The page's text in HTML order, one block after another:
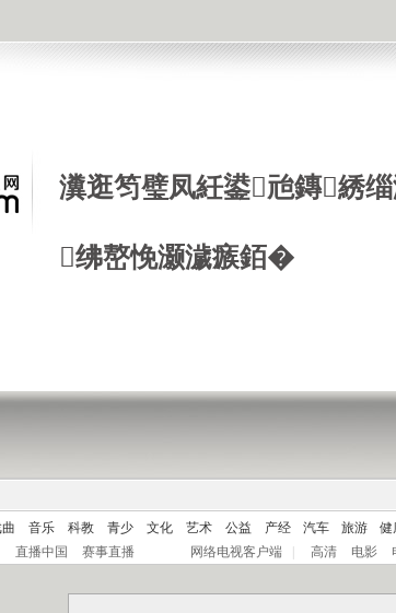
瀵逛笉璧凤紝鍙兘鏄綉
绋嶅悗灏濊瘯銆�
音乐 科教 青少 文化 艺术 公益 产经 汽车 旅游 健
直播中国 赛事直播 网络电视客户端 | 高清 电影